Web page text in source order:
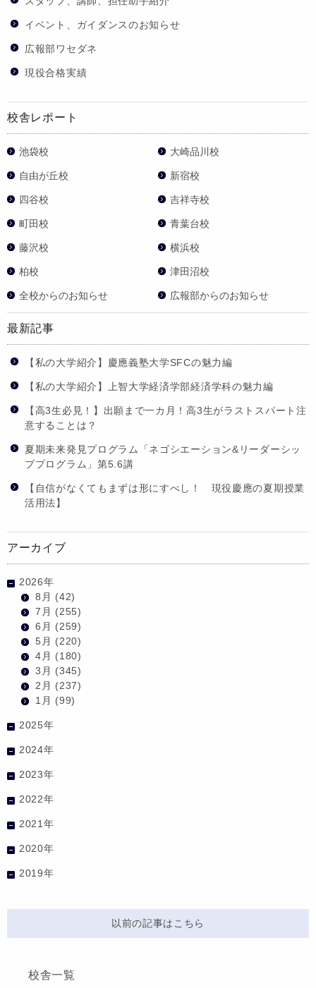
イベント、ガイダンスのお知らせ
広報部ワセダネ
現役合格実績
校舎レポート
池袋校 大崎品川校
自由が丘校 新宿校
四谷校 吉祥寺校
町田校 青葉台校
藤沢校 横浜校
柏校 津田沼校
全校からのお知らせ 広報部からのお知らせ
最新記事
【私の大学紹介】慶應義塾大学SFCの魅力編
【私の大学紹介】上智大学経済学部経済学科の魅力編
【高3生必見！】出願まで一カ月！高3生がラストスパート注
意することは？
夏期未来発見プログラム「ネゴシエーション&リーダーシッ
ププログラム」第5.6講
【自信がなくてもまずは形にすべし！ 現役慶應の夏期授業
活用法】
アーカイブ
2026年
8月 (42)
7月 (255)
6月 (259)
5月 (220)
4月 (180)
3月 (345)
2月 (237)
1月 (99)
2025年
2024年
2023年
2022年
2021年
2020年
2019年
以前の記事はこちら
校舎一覧